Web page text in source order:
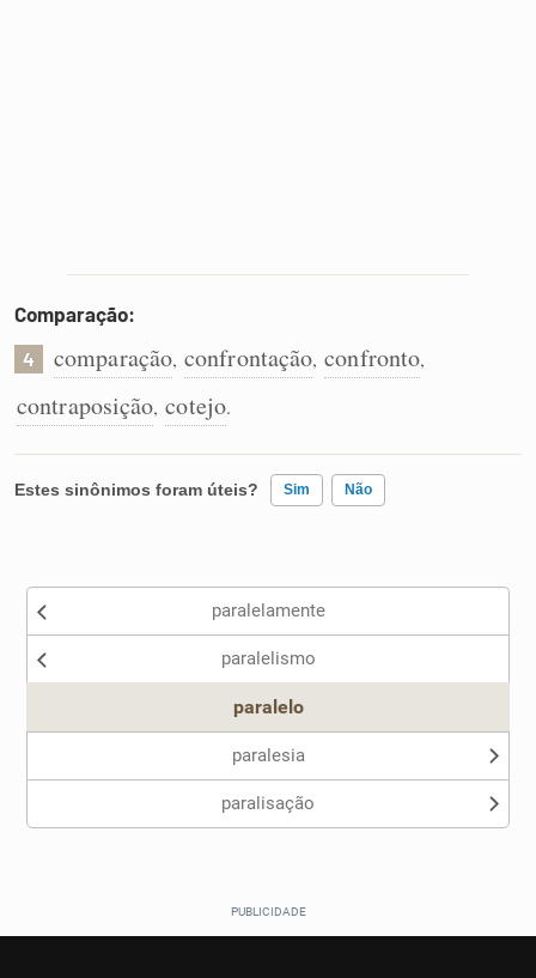
Comparação:
4 comparação, confrontação, confronto,
contraposição, cotejo.
Estes sinônimos foram úteis? Sim Não
Nenhum dos sinônimos apresentados me ajudou
paralelamente
paralelismo
paralelo
paralesia
paralisação